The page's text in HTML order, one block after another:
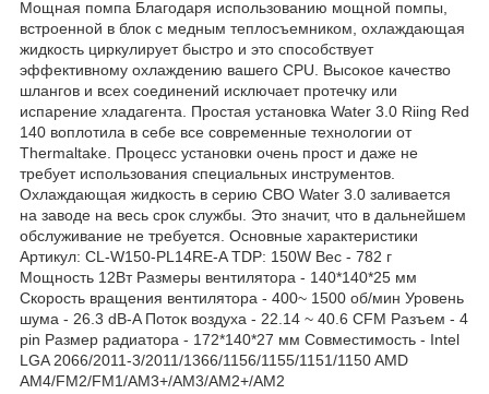
Мощная помпа Благодаря использованию мощной помпы,
встроенной в блок с медным теплосъемником, охлаждающая
жидкость циркулирует быстро и это способствует
эффективному охлаждению вашего CPU. Высокое качество
шлангов и всех соединений исключает протечку или
испарение хладагента. Простая установка Water 3.0 Riing Red
140 воплотила в себе все современные технологии от
Thermaltake. Процесс установки очень прост и даже не
требует использования специальных инструментов.
Охлаждающая жидкость в серию СВО Water 3.0 заливается
на заводе на весь срок службы. Это значит, что в дальнейшем
обслуживание не требуется. Основные характеристики
Артикул: CL-W150-PL14RE-A TDP: 150W Вес - 782 г
Мощность 12Вт Размеры вентилятора - 140*140*25 мм
Скорость вращения вентилятора - 400~ 1500 об/мин Уровень
шума - 26.3 dB-A Поток воздуха - 22.14 ~ 40.6 CFM Разъем - 4
pin Размер радиатора - 172*140*27 мм Совместимость - Intel
LGA 2066/2011-3/2011/1366/1156/1155/1151/1150 AMD
AM4/FM2/FM1/AM3+/AM3/AM2+/AM2